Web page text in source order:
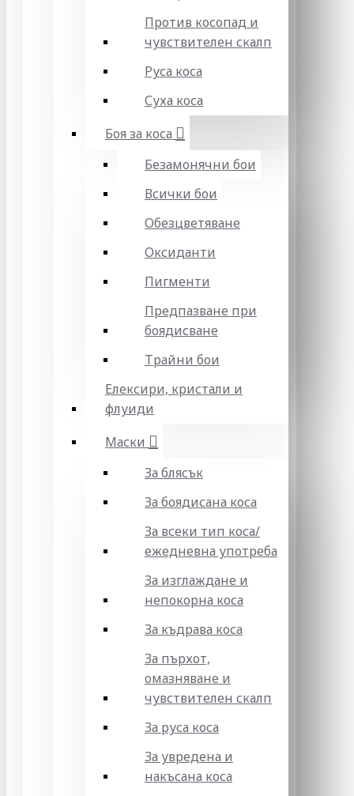
Против косопад и
чувствителен скалп
Руса коса
Суха коса
Боя за коса
Безамонячни бои
Всички бои
Обезцветяване
Оксиданти
Пигменти
Предпазване при
боядисване
Трайни бои
Елексири, кристали и
флуиди
Маски
За блясък
За боядисана коса
За всеки тип коса/
ежедневна употреба
За изглаждане и
непокорна коса
За къдрава коса
За пърхот,
омазняване и
чувствителен скалп
За руса коса
За увредена и
накъсана коса